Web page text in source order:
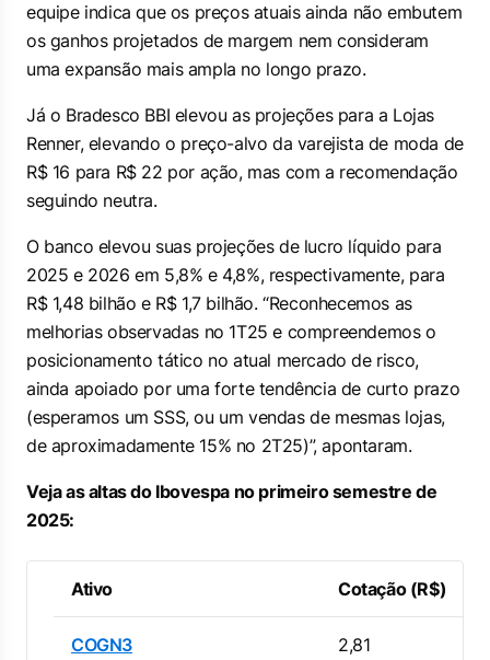
equipe indica que os preços atuais ainda não embutem
os ganhos projetados de margem nem consideram
uma expansão mais ampla no longo prazo.
Já o Bradesco BBI elevou as projeções para a Lojas
Renner, elevando o preço-alvo da varejista de moda de
R$ 16 para R$ 22 por ação, mas com a recomendação
seguindo neutra.
O banco elevou suas projeções de lucro líquido para
2025 e 2026 em 5,8% e 4,8%, respectivamente, para
R$ 1,48 bilhão e R$ 1,7 bilhão. “Reconhecemos as
melhorias observadas no 1T25 e compreendemos o
posicionamento tático no atual mercado de risco,
ainda apoiado por uma forte tendência de curto prazo
(esperamos um SSS, ou um vendas de mesmas lojas,
de aproximadamente 15% no 2T25)”, apontaram.
Veja as altas do Ibovespa no primeiro semestre de
2025:
Ativo Cotação (R$)
COGN3 2,81